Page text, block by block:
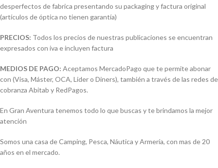
desperfectos de fabrica presentando su packaging y factura original
(artículos de óptica no tienen garantía)
PRECIOS: Todos los precios de nuestras publicaciones se encuentran
expresados con iva e incluyen factura
MEDIOS DE PAGO: Aceptamos MercadoPago que te permite abonar
con (Visa, Máster, OCA, Lider o Diners), también a través de las redes de
cobranza Abitab y RedPagos.
En Gran Aventura tenemos todo lo que buscas y te brindamos la mejor
atención
Somos una casa de Camping, Pesca, Náutica y Armería, con mas de 20
años en el mercado.